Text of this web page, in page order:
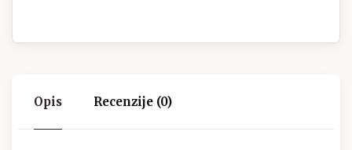
Opis Recenzije (0)